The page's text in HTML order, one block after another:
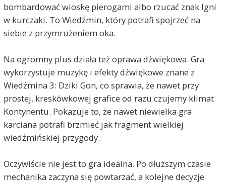
bombardować wioskę pierogami albo rzucać znak Igni
w kurczaki. To Wiedźmin, który potrafi spojrzeć na
siebie z przymrużeniem oka.
Na ogromny plus działa też oprawa dźwiękowa. Gra
wykorzystuje muzykę i efekty dźwiękowe znane z
Wiedźmina 3: Dziki Gon, co sprawia, że nawet przy
prostej, kreskówkowej grafice od razu czujemy klimat
Kontynentu. Pokazuje to, że nawet niewielka gra
karciana potrafi brzmieć jak fragment wielkiej
wiedźmińskiej przygody.
Oczywiście nie jest to gra idealna. Po dłuższym czasie
mechanika zaczyna się powtarzać, a kolejne decyzje